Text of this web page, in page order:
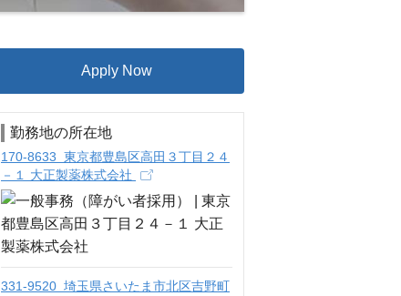
Apply Now
勤務地の所在地
170-8633 東京都豊島区高田３丁目２４
－１ 大正製薬株式会社
331-9520 埼玉県さいたま市北区吉野町